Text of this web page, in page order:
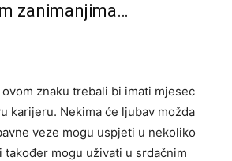
zanimanjima…
znaku trebali bi imati mjesec
karijeru. Nekima će ljubav možda
veze mogu uspjeti u nekoliko
također mogu uživati ​​u srdačnim